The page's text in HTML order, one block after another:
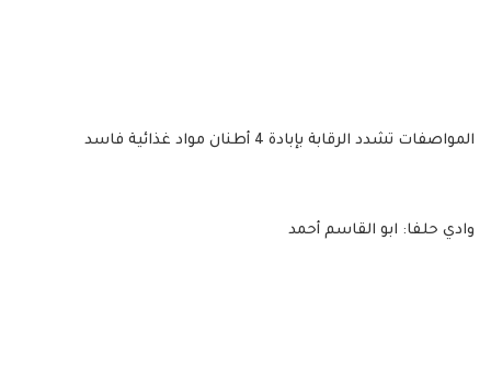
المواصفات تشدد الرقابة بإبادة 4 أطنان مواد غذائية فاسد
وادي حلفا: ابو القاسم أحمد